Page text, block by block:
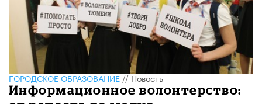
ГОРОДСКОЕ ОБРАЗОВАНИЕ//Новость
​Информационное волонтерство: